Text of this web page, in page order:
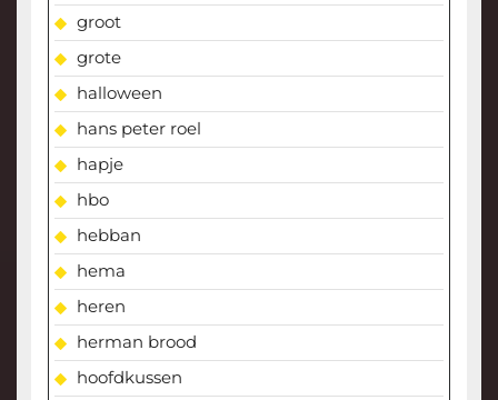
groot
grote
halloween
hans peter roel
hapje
hbo
hebban
hema
heren
herman brood
hoofdkussen